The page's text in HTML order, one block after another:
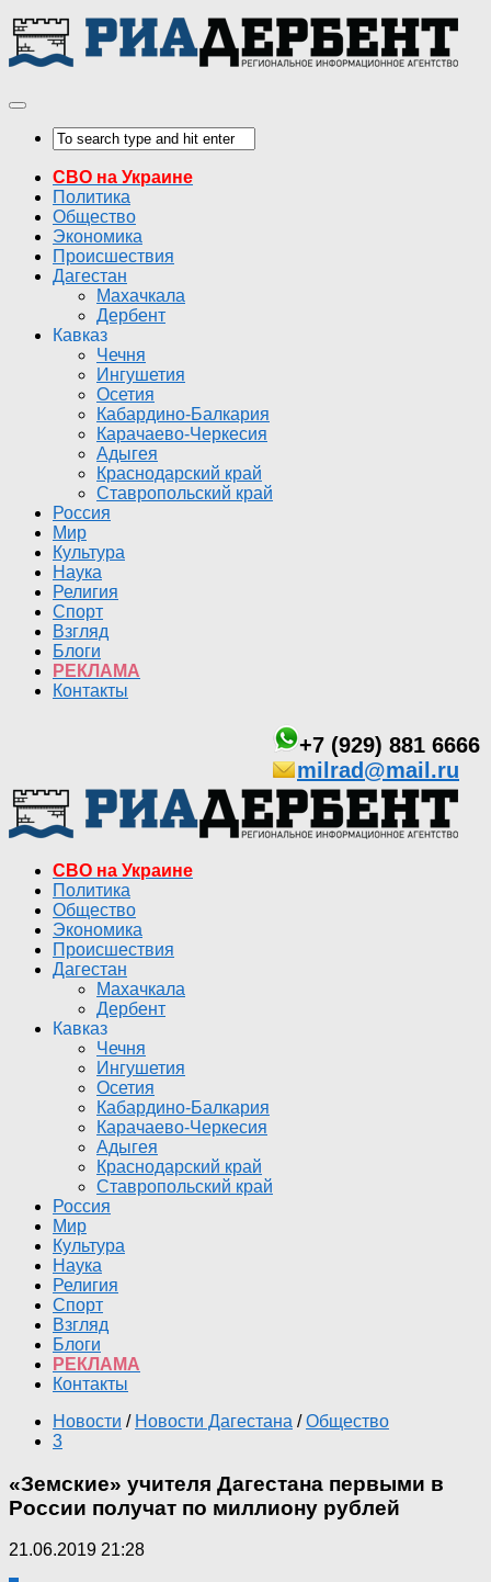
СВО на Украине
Политика
Общество
Экономика
Происшествия
Дагестан
Махачкала
Дербент
Кавказ
Чечня
Ингушетия
Осетия
Кабардино-Балкария
Карачаево-Черкесия
Адыгея
Краснодарский край
Ставропольский край
Россия
Мир
Культура
Наука
Религия
Спорт
Взгляд
Блоги
РЕКЛАМА
Контакты
+7 (929) 881 6666
milrad@mail.ru
СВО на Украине
Политика
Общество
Экономика
Происшествия
Дагестан
Махачкала
Дербент
Кавказ
Чечня
Ингушетия
Осетия
Кабардино-Балкария
Карачаево-Черкесия
Адыгея
Краснодарский край
Ставропольский край
Россия
Мир
Культура
Наука
Религия
Спорт
Взгляд
Блоги
РЕКЛАМА
Контакты
Новости / Новости Дагестана / Общество
3
«Земские» учителя Дагестана первыми в
России получат по миллиону рублей
21.06.2019 21:28